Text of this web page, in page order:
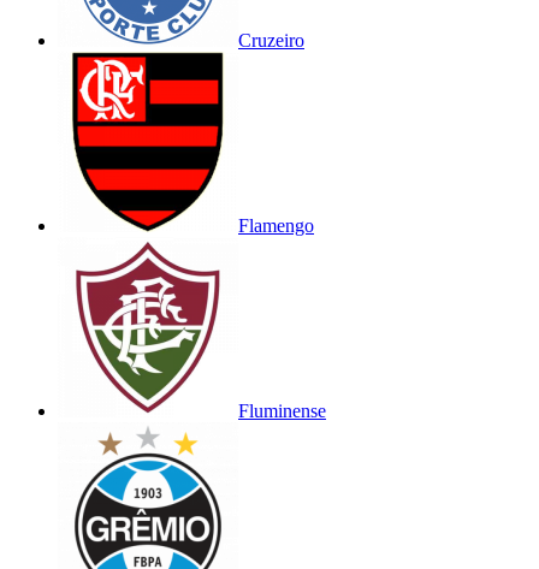
Cruzeiro
Flamengo
Fluminense